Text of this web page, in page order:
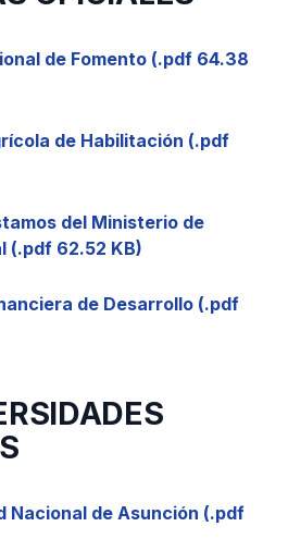
de Fomento (.pdf 64.38
de Habilitación (.pdf
del Ministerio de
(.pdf 62.52 KB)
de Desarrollo (.pdf
Nacional de Asunción (.pdf